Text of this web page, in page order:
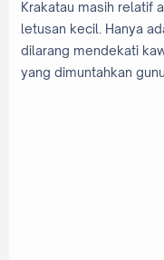
Krakatau masih relatif
letusan kecil. Hanya
dilarang mendekati
yang dimuntahkan